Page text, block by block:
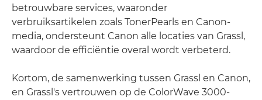
betrouwbare services, waaronder
verbruiksartikelen zoals TonerPearls en Canon-
media, ondersteunt Canon alle locaties van Grassl,
waardoor de efficiëntie overal wordt verbeterd.
Kortom, de samenwerking tussen Grassl en Canon,
en Grassl's vertrouwen op de ColorWave 3000-